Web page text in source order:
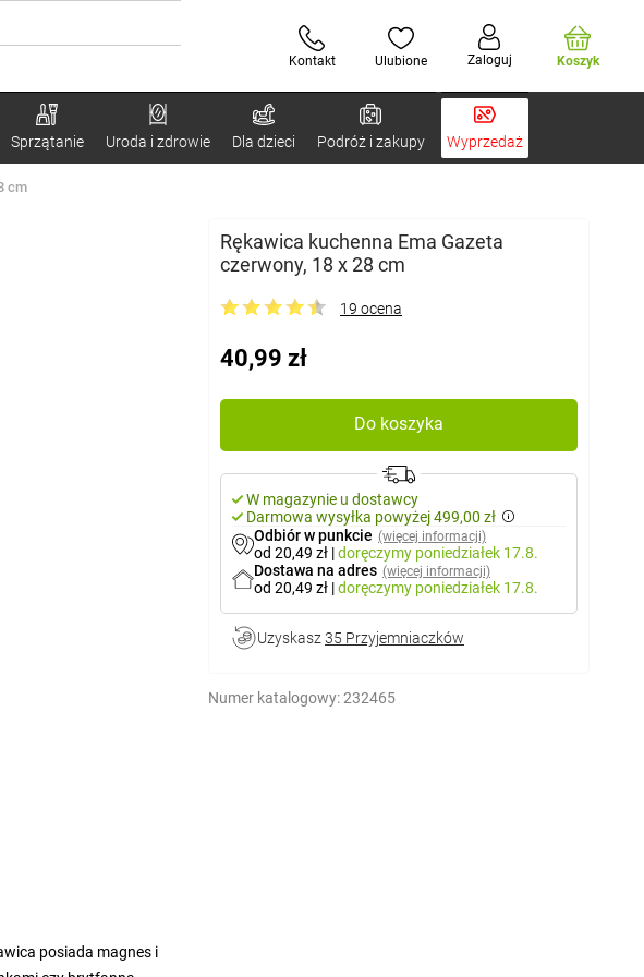
Kontakt Ulubione Zaloguj Koszyk
Sprzątanie Uroda i zdrowie Dla dzieci Podróż i zakupy Wyprzedaż
cm
Rękawica kuchenna Ema Gazeta
czerwony, 18 x 28 cm
19 ocena
40,99 zł
Do koszyka
W magazynie u dostawcy
Darmowa wysyłka powyżej 499,00 zł
Odbiór w punkcie (więcej informacji)
od 20,49 zł |doręczymy poniedziałek 17.8.
Dostawa na adres (więcej informacji)
od 20,49 zł |doręczymy poniedziałek 17.8.
Uzyskasz 35 Przyjemniaczków
Numer katalogowy:232465
posiada magnes i